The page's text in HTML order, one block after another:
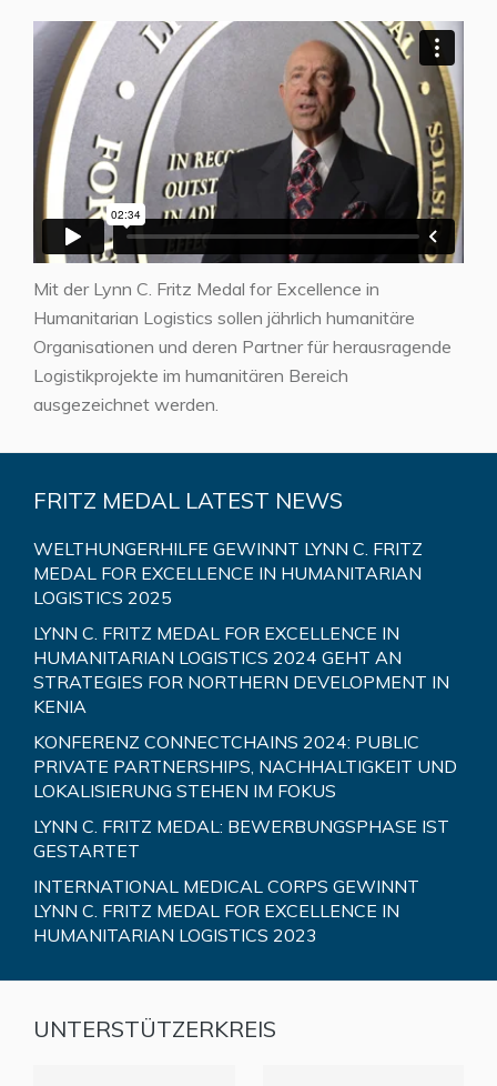
Mit der Lynn C. Fritz Medal for Excellence in
Humanitarian Logistics sollen jährlich humanitäre
Organisationen und deren Partner für herausragende
Logistikprojekte im humanitären Bereich
ausgezeichnet werden.
FRITZ MEDAL LATEST NEWS
WELTHUNGERHILFE GEWINNT LYNN C. FRITZ
MEDAL FOR EXCELLENCE IN HUMANITARIAN
LOGISTICS 2025
LYNN C. FRITZ MEDAL FOR EXCELLENCE IN
HUMANITARIAN LOGISTICS 2024 GEHT AN
STRATEGIES FOR NORTHERN DEVELOPMENT IN
KENIA
KONFERENZ CONNECTCHAINS 2024: PUBLIC
PRIVATE PARTNERSHIPS, NACHHALTIGKEIT UND
LOKALISIERUNG STEHEN IM FOKUS
LYNN C. FRITZ MEDAL: BEWERBUNGSPHASE IST
GESTARTET
INTERNATIONAL MEDICAL CORPS GEWINNT
LYNN C. FRITZ MEDAL FOR EXCELLENCE IN
HUMANITARIAN LOGISTICS 2023
UNTERSTÜTZERKREIS